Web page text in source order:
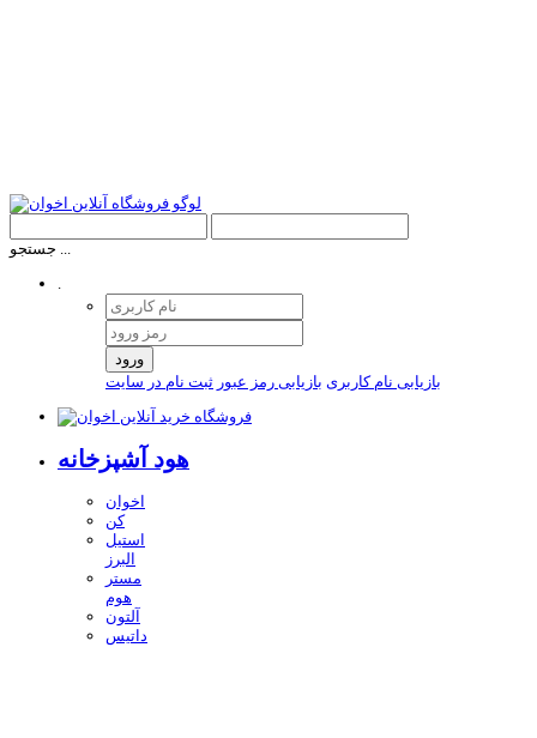
جستجو ...
.
ورود
بازیابی نام کاربری بازیابی رمز عبور ثبت نام در سایت
هود آشپزخانه
اخوان
کن
استیل
البرز
مستر
هوم
آلتون
داتیس